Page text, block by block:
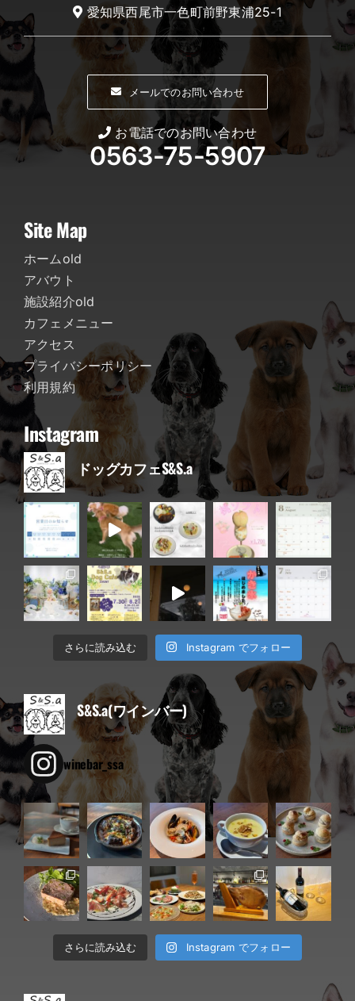
愛知県西尾市一色町前野東浦25-1
メールでのお問い合わせ
お電話でのお問い合わせ
0563-75-5907
Site Map
ホームold
アバウト
施設紹介old
カフェメニュー
アクセス
プライバシーポリシー
利用規約
Instagram
ドッグカフェS&S.a
さらに読み込む Instagram でフォロー
S&S.a(ワインバー)
winebar_ssa
さらに読み込む Instagram でフォロー